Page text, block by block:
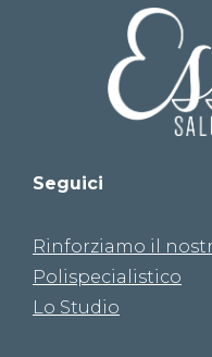
Seguici
Rinforziamo il
Polispecialistico
Lo Studio